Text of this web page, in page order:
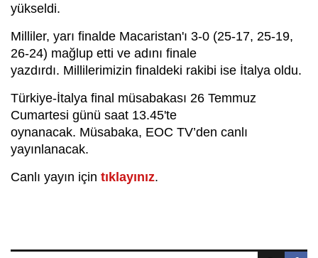
yükseldi.
Milliler, yarı finalde Macaristan'ı 3-0 (25-17, 25-19,
26-24) mağlup etti ve adını finale
yazdırdı. Millilerimizin finaldeki rakibi ise İtalya oldu.
Türkiye-İtalya final müsabakası 26 Temmuz
Cumartesi günü saat 13.45'te
oynanacak. Müsabaka, EOC TV’den canlı
yayınlanacak.
Canlı yayın için tıklayınız.